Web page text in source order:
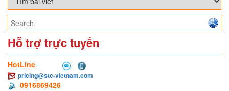
Hỗ trợ trực tuyến
HotLine
pricing@stc-vietnam.com
0916869426